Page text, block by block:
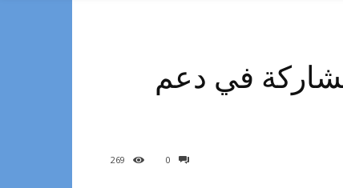
في دعم
0
269